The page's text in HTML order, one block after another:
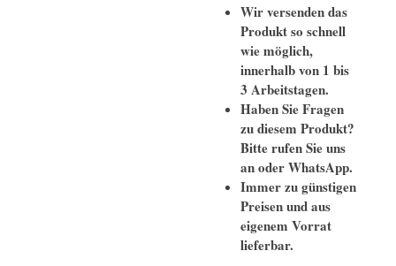
Wir versenden das
Produkt so schnell
wie möglich,
innerhalb von 1 bis
3 Arbeitstagen.
Haben Sie Fragen
zu diesem Produkt?
Bitte rufen Sie uns
an oder WhatsApp.
Immer zu günstigen
Preisen und aus
eigenem Vorrat
lieferbar.